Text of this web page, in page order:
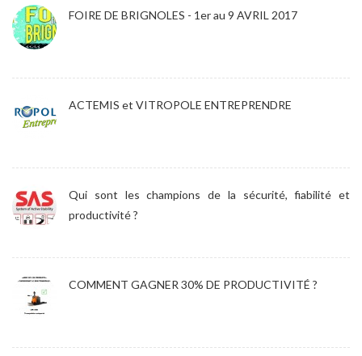
FOIRE DE BRIGNOLES - 1er au 9 AVRIL 2017
ACTEMIS et VITROPOLE ENTREPRENDRE
Qui sont les champions de la sécurité, fiabilité et
productivité ?
COMMENT GAGNER 30% DE PRODUCTIVITÉ ?